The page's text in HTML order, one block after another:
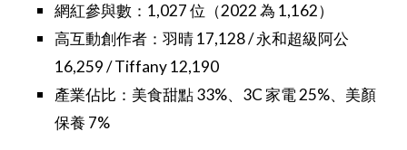
網紅參與數：1,027 位（2022 為 1,162）
高互動創作者：羽晴 17,128 / 永和超級阿公
16,259 / Tiffany 12,190
產業佔比：美食甜點 33%、3C 家電 25%、美顏
保養 7%